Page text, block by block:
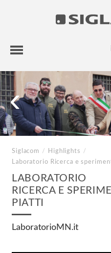
HIGHLIGHTS
PROGETTI
SIGLACOM
‹
Siglacom / Highlights
/
Laboratorio Ricerca e
LABORATORIO
RICERCA E
PIATTI
LaboratorioMN.it